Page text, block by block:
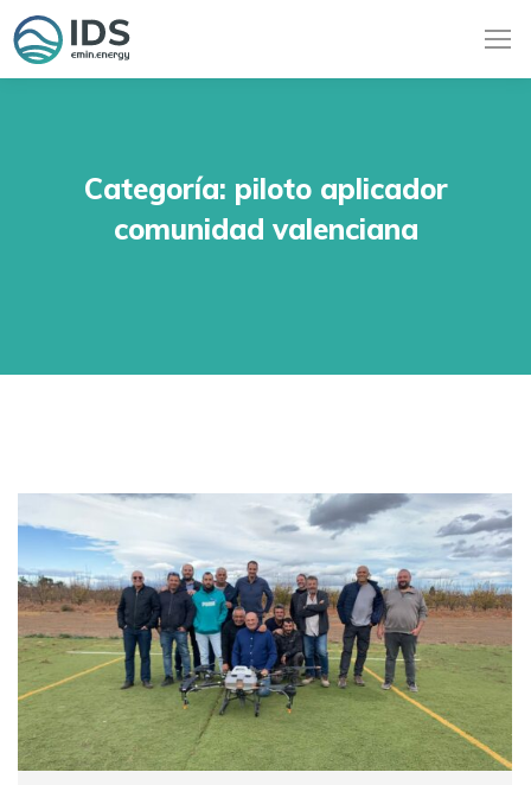
Categoría: piloto aplicador
comunidad valenciana